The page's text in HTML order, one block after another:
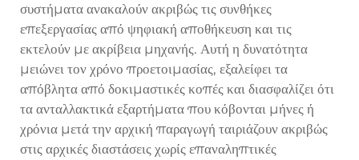
συστήματα ανακαλούν ακριβώς τις συνθήκες
επεξεργασίας από ψηφιακή αποθήκευση και τις
εκτελούν με ακρίβεια μηχανής. Αυτή η δυνατότητα
μειώνει τον χρόνο προετοιμασίας, εξαλείφει τα
απόβλητα από δοκιμαστικές κοπές και διασφαλίζει ότι
τα ανταλλακτικά εξαρτήματα που κόβονται μήνες ή
χρόνια μετά την αρχική παραγωγή ταιριάζουν ακριβώς
στις αρχικές διαστάσεις χωρίς επαναληπτικές